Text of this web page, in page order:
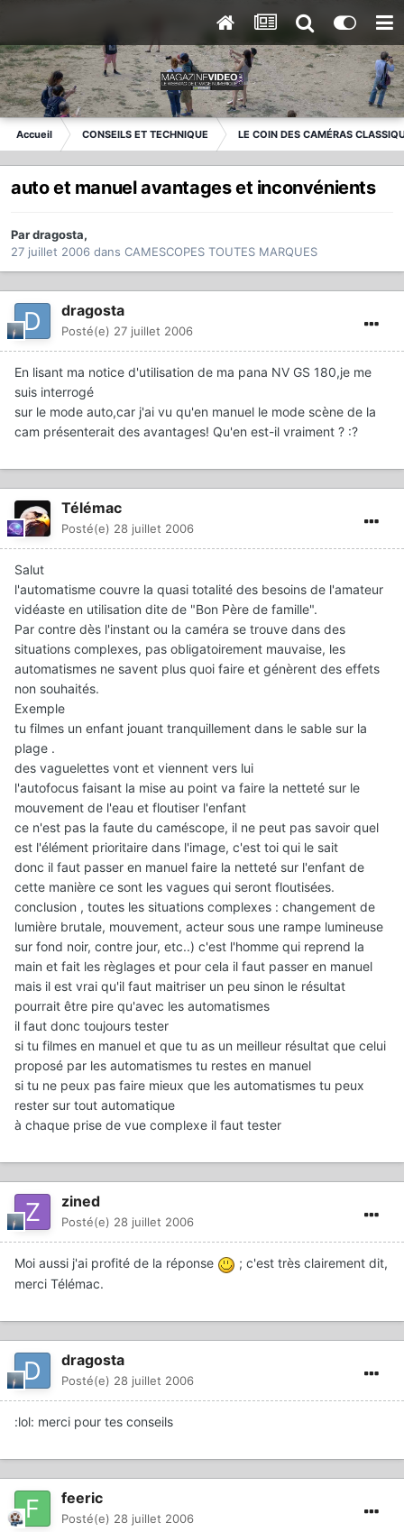
Accueil CONSEILS ET TECHNIQUE LE COIN DES CAMÉRAS
auto et manuel avantages et inconvénients
Pardragosta,
27 juillet 2006 dans CAMESCOPES TOUTES MARQUES
dragosta
Posté(e) 27 juillet 2006
En lisant ma notice d'utilisation de ma pana NV GS 180,je me
suis interrogé
sur le mode auto,car j'ai vu qu'en manuel le mode scène de la
cam présenterait des avantages! Qu'en est-il vraiment ? :?
Télémac
Posté(e) 28 juillet 2006
Salut
l'automatisme couvre la quasi totalité des besoins de l'amateur
vidéaste en utilisation dite de "Bon Père de famille".
Par contre dès l'instant ou la caméra se trouve dans des
situations complexes, pas obligatoirement mauvaise, les
automatismes ne savent plus quoi faire et génèrent des effets
non souhaités.
Exemple
tu filmes un enfant jouant tranquillement dans le sable sur la
plage .
des vaguelettes vont et viennent vers lui
l'autofocus faisant la mise au point va faire la netteté sur le
mouvement de l'eau et floutiser l'enfant
ce n'est pas la faute du caméscope, il ne peut pas savoir quel
est l'élément prioritaire dans l'image, c'est toi qui le sait
donc il faut passer en manuel faire la netteté sur l'enfant de
cette manière ce sont les vagues qui seront floutisées.
conclusion , toutes les situations complexes : changement de
lumière brutale, mouvement, acteur sous une rampe lumineuse
sur fond noir, contre jour, etc..) c'est l'homme qui reprend la
main et fait les règlages et pour cela il faut passer en manuel
mais il est vrai qu'il faut maitriser un peu sinon le résultat
pourrait être pire qu'avec les automatismes
il faut donc toujours tester
si tu filmes en manuel et que tu as un meilleur résultat que celui
proposé par les automatismes tu restes en manuel
si tu ne peux pas faire mieux que les automatismes tu peux
rester sur tout automatique
à chaque prise de vue complexe il faut tester
zined
Posté(e) 28 juillet 2006
Moi aussi j'ai profité de la réponse
; c'est très clairement dit,
merci Télémac.
dragosta
Posté(e) 28 juillet 2006
:lol: merci pour tes conseils
feeric
Posté(e) 28 juillet 2006